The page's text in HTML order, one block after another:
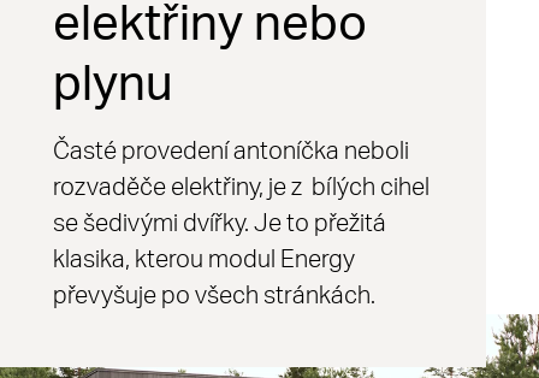
elektřiny nebo
plynu
Časté provedení antoníčka neboli
rozvaděče elektřiny, je z bílých cihel
se šedivými dvířky. Je to přežitá
klasika, kterou modul Energy
převyšuje po všech stránkách.